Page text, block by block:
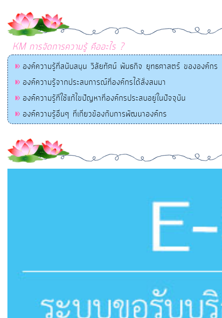
KM การจัดการความรู้ คืออะไร ?
องค์ความรู้ที่สนับสนุน วิสัยทัศน์ พันธกิจ ยุทธศาสตร์ ขององค์กร
องค์ความรู้จากประสบการณ์ที่องค์กรได้สั่งสมมา
องค์ความรู้ที่ใช้แก้ไขปัญหาที่องค์กรประสบอยู่ในปัจจุบัน
องค์ความรู้อื่นๆ ที่เกี่ยวข้องกับการพัฒนาองค์กร